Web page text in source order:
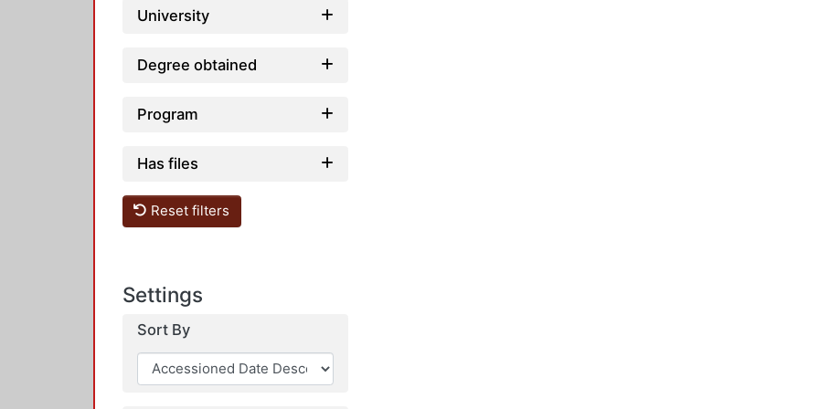
University
Degree obtained
Program
Has files
Reset filters
Settings
Sort By